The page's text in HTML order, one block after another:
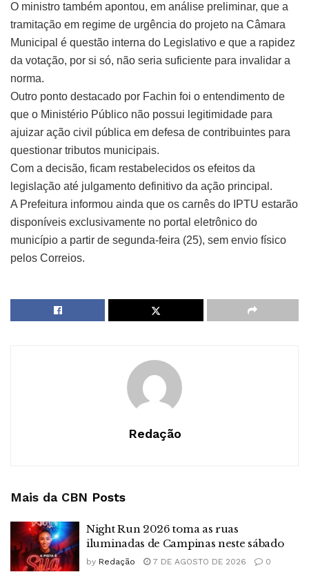
O ministro também apontou, em análise preliminar, que a
tramitação em regime de urgência do projeto na Câmara
Municipal é questão interna do Legislativo e que a rapidez
da votação, por si só, não seria suficiente para invalidar a
norma.
Outro ponto destacado por Fachin foi o entendimento de
que o Ministério Público não possui legitimidade para
ajuizar ação civil pública em defesa de contribuintes para
questionar tributos municipais.
Com a decisão, ficam restabelecidos os efeitos da
legislação até julgamento definitivo da ação principal.
A Prefeitura informou ainda que os carnês do IPTU estarão
disponíveis exclusivamente no portal eletrônico do
município a partir de segunda-feira (25), sem envio físico
pelos Correios.
Redação
Mais da CBN Posts
Night Run 2026 toma as ruas
iluminadas de Campinas neste sábado
by Redação 7 DE AGOSTO DE 2026 0